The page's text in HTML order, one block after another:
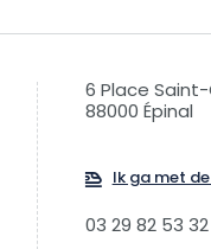
6 Place
88000 Épinal
Ik ga met
03 29 82 53 32